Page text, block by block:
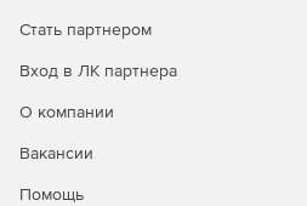
Стать партнером
Вход в ЛК партнера
О компании
Вакансии
Помощь